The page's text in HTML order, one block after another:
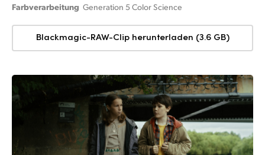
Farbverarbeitung Generation 5 Color Science
Blackmagic-RAW-Clip herunterladen (3.6 GB)